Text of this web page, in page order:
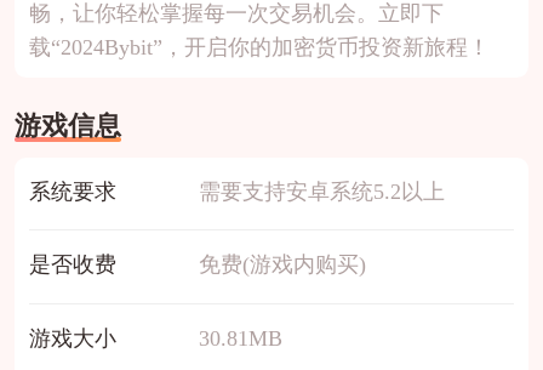
畅，让你轻松掌握每一次交易机会。立即下
载“2024Bybit”，开启你的加密货币投资新旅程！
游戏信息
系统要求 需要支持安卓系统5.2以上
是否收费 免费(游戏内购买)
游戏大小 30.81MB